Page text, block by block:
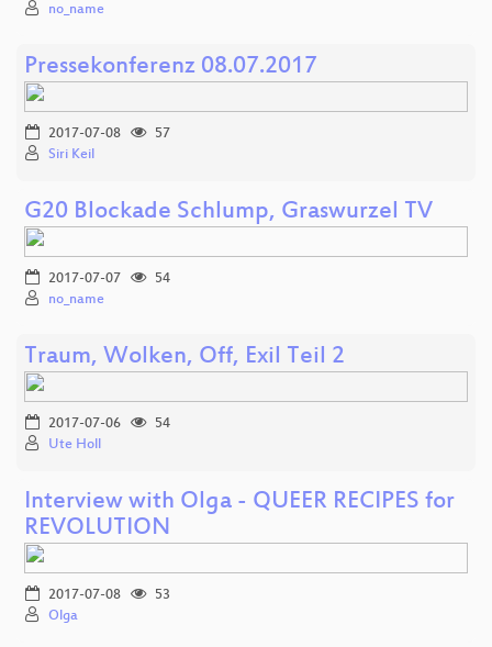
no_name
Pressekonferenz 08.07.2017
2017-07-08
57
Siri Keil
G20 Blockade Schlump, Graswurzel TV
2017-07-07
54
no_name
Traum, Wolken, Off, Exil Teil 2
2017-07-06
54
Ute Holl
Interview with Olga - QUEER RECIPES for
REVOLUTION
2017-07-08
53
Olga